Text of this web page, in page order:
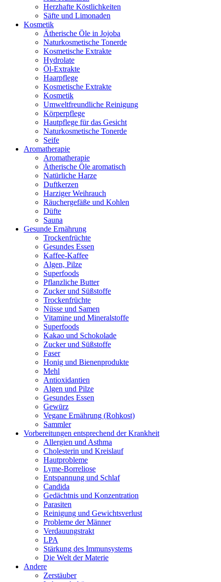
Herzhafte Köstlichkeiten
Säfte und Limonaden
Kosmetik
Ätherische Öle in Jojoba
Naturkosmetische Tonerde
Kosmetische Extrakte
Hydrolate
Öl-Extrakte
Haarpflege
Kosmetische Extrakte
Kosmetik
Umweltfreundliche Reinigung
Körperpflege
Hautpflege für das Gesicht
Naturkosmetische Tonerde
Seife
Aromatherapie
Aromatherapie
Ätherische Öle aromatisch
Natürliche Harze
Duftkerzen
Harziger Weihrauch
Räuchergefäße und Kohlen
Düfte
Sauna
Gesunde Ernährung
Trockenfrüchte
Gesundes Essen
Kaffee-Kaffee
Algen, Pilze
Superfoods
Pflanzliche Butter
Zucker und Süßstoffe
Trockenfrüchte
Nüsse und Samen
Vitamine und Mineralstoffe
Superfoods
Kakao und Schokolade
Zucker und Süßstoffe
Faser
Honig und Bienenprodukte
Mehl
Antioxidantien
Algen und Pilze
Gesundes Essen
Gewürz
Vegane Ernährung (Rohkost)
Sammler
Vorbereitungen entsprechend der Krankheit
Allergien und Asthma
Cholesterin und Kreislauf
Hautprobleme
Lyme-Borreliose
Entspannung und Schlaf
Candida
Gedächtnis und Konzentration
Parasiten
Reinigung und Gewichtsverlust
Probleme der Männer
Verdauungstrakt
LPA
Stärkung des Immunsystems
Die Welt der Materie
Andere
Zerstäuber